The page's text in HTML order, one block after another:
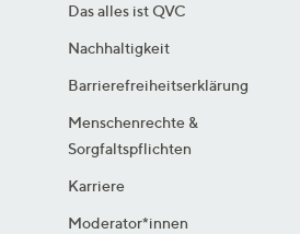
Das alles ist QVC
Nachhaltigkeit
Barrierefreiheitserklärung
Menschenrechte &
Sorgfaltspflichten
Karriere
Moderator*innen